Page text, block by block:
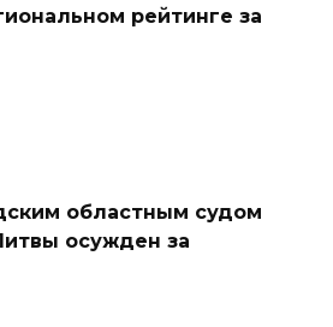
рейтинге за
областным судом
осужден за